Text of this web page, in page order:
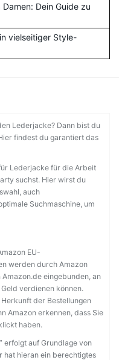
Dein Guide zu
vielseitiger Style-
Lederjacke? Dann bist du
findest du garantiert das
Lederjacke für die Arbeit
suchst. Hier wirst du
auch
Suchmaschine, um
EU-
werden durch Amazon
eingebunden, an
verdienen können.
der Bestellungen
Amazon erkennen, dass Sie
haben.
erfolgt auf Grundlage von
hat hieran ein berechtigtes